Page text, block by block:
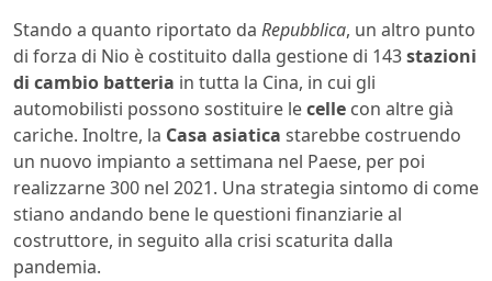
Stando a quanto riportato da Repubblica, un altro punto
di forza di Nio è costituito dalla gestione di 143stazioni
di cambio batteria in tutta la Cina, in cui gli
automobilisti possono sostituire lecelle con altre già
cariche. Inoltre, la Casa asiatica starebbe costruendo
un nuovo impianto a settimana nel Paese, per poi
realizzarne 300 nel 2021. Una strategia sintomo di come
stiano andando bene le questioni finanziarie al
costruttore, in seguito alla crisi scaturita dalla
pandemia.